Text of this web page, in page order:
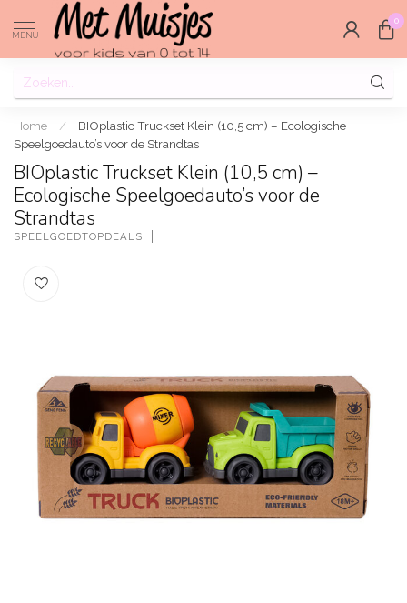
MENU
0
Home /
BIOplastic Truckset Klein (10,5 cm) – Ecologische
Speelgoedauto’s voor de Strandtas
BIOplastic Truckset Klein (10,5 cm) –
Ecologische Speelgoedauto’s voor de
Strandtas
SPEELGOEDTOPDEALS